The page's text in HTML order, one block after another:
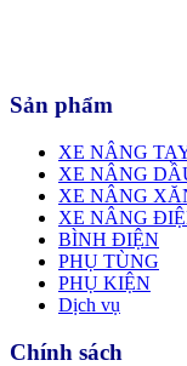
Sản phẩm
XE NÂNG
XE NÂNG
XE NÂNG
XE NÂNG
BÌNH ĐIỆN
PHỤ TÙNG
PHỤ KIỆN
Dịch vụ
Chính sách